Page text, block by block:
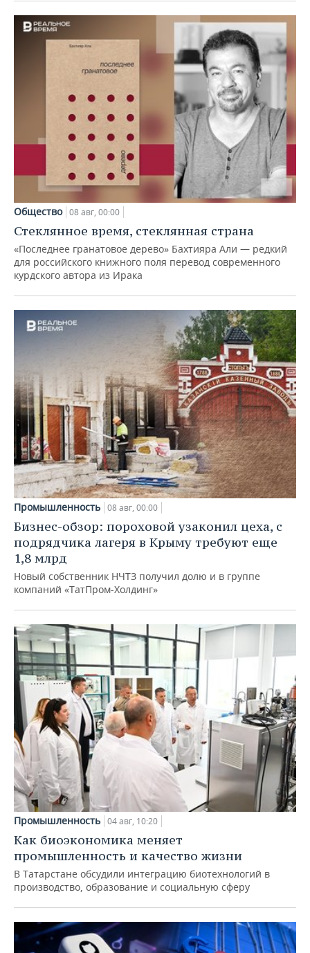
Общество 08 авг, 00:00
Стеклянное время, стеклянная страна
«Последнее гранатовое дерево» Бахтияра Али — редкий
для российского книжного поля перевод современного
курдского автора из Ирака
Промышленность 08 авг, 00:00
Бизнес-обзор: пороховой узаконил цеха, с
подрядчика лагеря в Крыму требуют еще
1,8 млрд
Новый собственник НЧТЗ получил долю и в группе
компаний «ТатПром-Холдинг»
Промышленность 04 авг, 10:20
Как биоэкономика меняет
промышленность и качество жизни
В Татарстане обсудили интеграцию биотехнологий в
производство, образование и социальную сферу